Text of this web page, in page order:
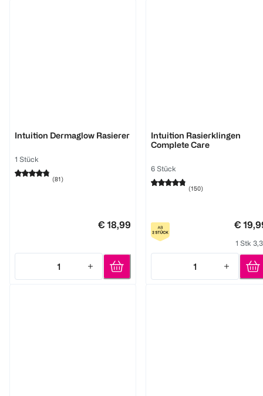
Intuition Dermaglow Rasierer
1 Stück
(81)
€ 18,99
1
Quantity: 1
Intuition Rasierklingen
Complete Care
6 Stück
(150)
€
1 Stk
1
Quantity: 1